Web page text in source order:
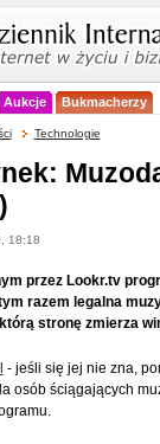
Aukcje Bukmacherzy
Technologie
18:18
przez Lookr.tv
razem legalna
stronę zmierza
- jeśli się jej nie zna,
osób ściągających